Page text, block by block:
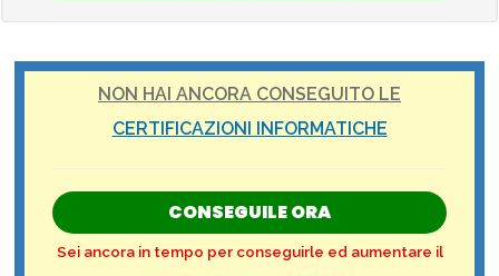
NON HAI ANCORA CONSEGUITO LE
CERTIFICAZIONI INFORMATICHE
CONSEGUILE ORA
Sei ancora in tempo per conseguirle ed aumentare il